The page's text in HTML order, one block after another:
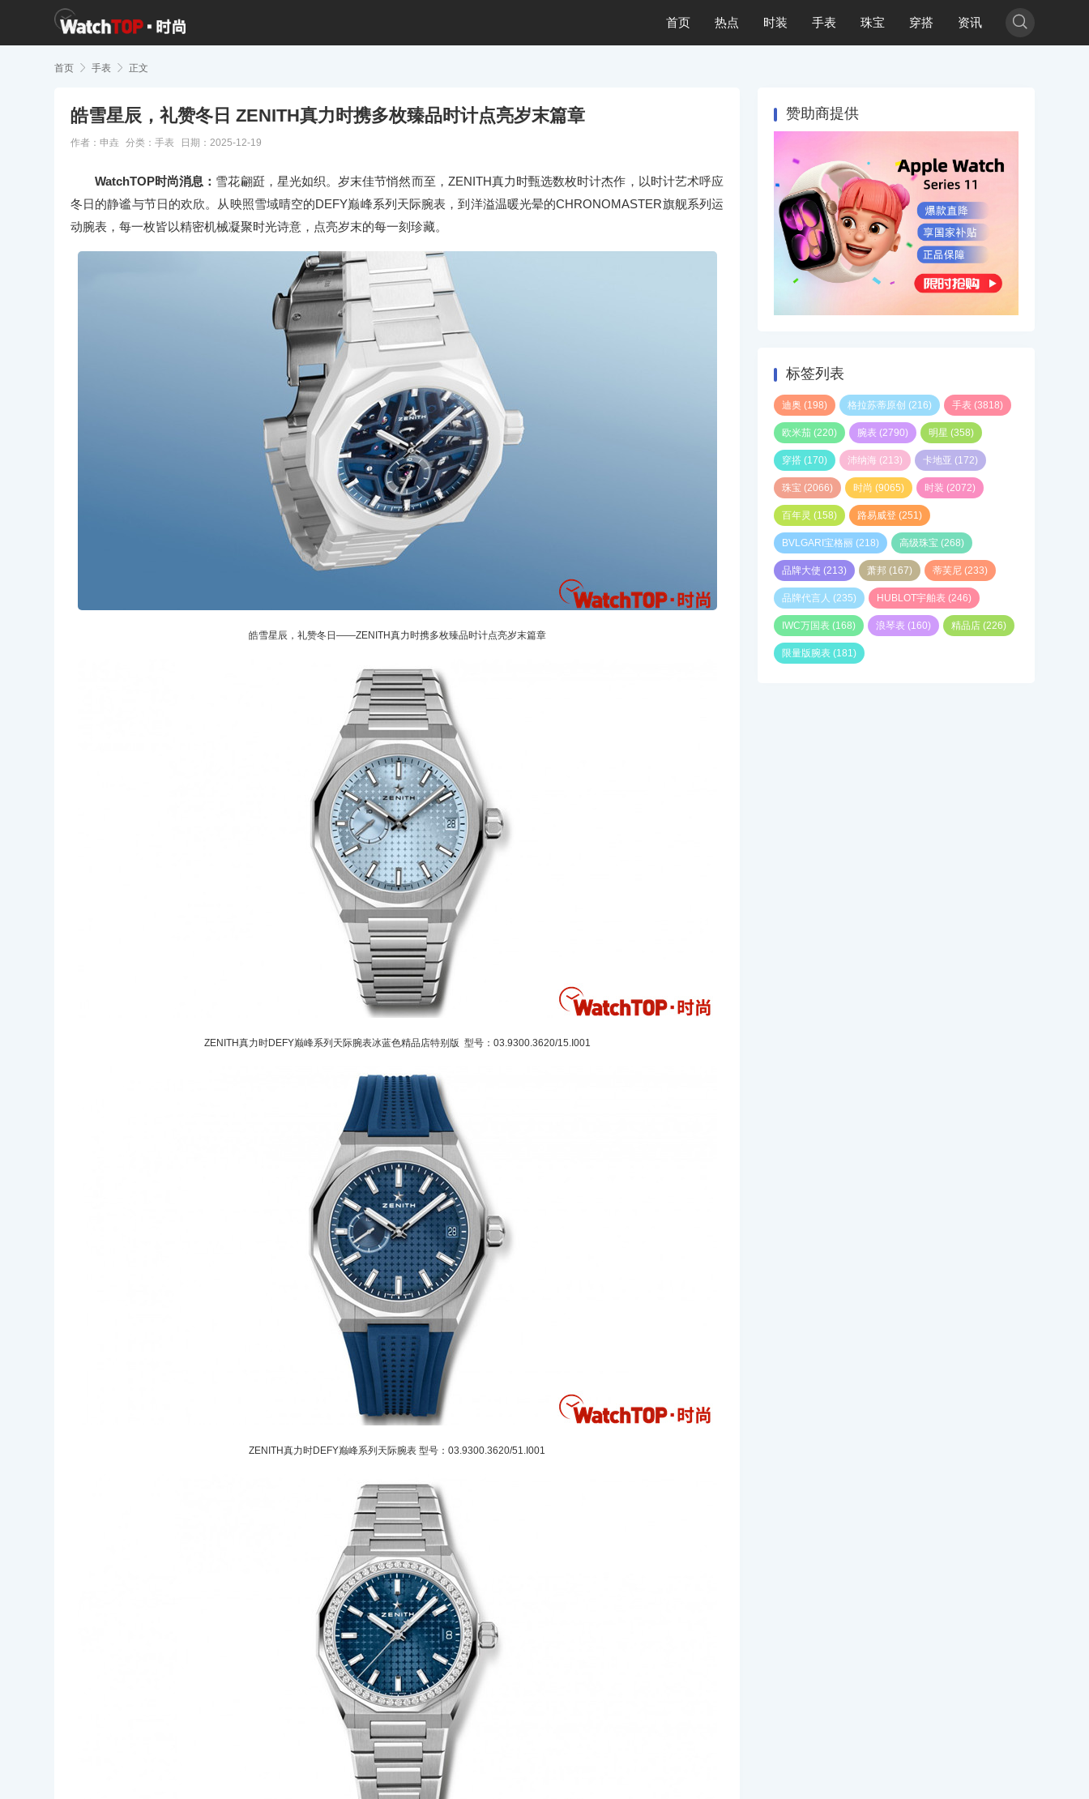
首页 热点 时装 手表 珠宝 穿搭 资讯 
首页  手表  正文
皓雪星辰，礼赞冬日 ZENITH真力时携多枚臻品时计点亮岁末篇章
作者：申垚 分类： 手表 日期：2025-12-19
WatchTOP时尚消息： 雪花翩跹，星光如织。岁末佳节悄然而至，ZENITH真力时甄选数枚时计杰作，以时计艺术呼应
冬日的静谧与节日的欢欣。从映照雪域晴空的DEFY巅峰系列天际腕表，到洋溢温暖光晕的CHRONOMASTER旗舰系列运
动腕表，每一枚皆以精密机械凝聚时光诗意，点亮岁末的每一刻珍藏。
皓雪星辰，礼赞冬日——ZENITH真力时携多枚臻品时计点亮岁末篇章
ZENITH真力时DEFY巅峰系列天际腕表冰蓝色精品店特别版 型号：03.9300.3620/15.I001
ZENITH真力时DEFY巅峰系列天际腕表 型号：03.9300.3620/51.I001
赞助商提供
标签列表
迪奥 (198) 格拉苏蒂原创 (216) 手表 (3818)
欧米茄 (220) 腕表 (2790) 明星 (358)
穿搭 (170) 沛纳海 (213) 卡地亚 (172)
珠宝 (2066) 时尚 (9065) 时装 (2072)
百年灵 (158) 路易威登 (251)
BVLGARI宝格丽 (218) 高级珠宝 (268)
品牌大使 (213) 萧邦 (167) 蒂芙尼 (233)
品牌代言人 (235) HUBLOT宇舶表 (246)
IWC万国表 (168) 浪琴表 (160) 精品店 (226)
限量版腕表 (181)